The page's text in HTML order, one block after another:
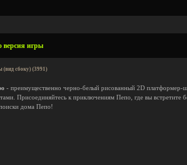
версия игры
(вид сбоку) (3991)
- преимущественно черно-белый рисованный 2D платформер-
Присоединяйтесь к приключениям Пепо, где вы встретите
дома Пепо!